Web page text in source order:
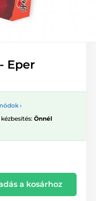
Eper
›
Önnél
a kosárhoz